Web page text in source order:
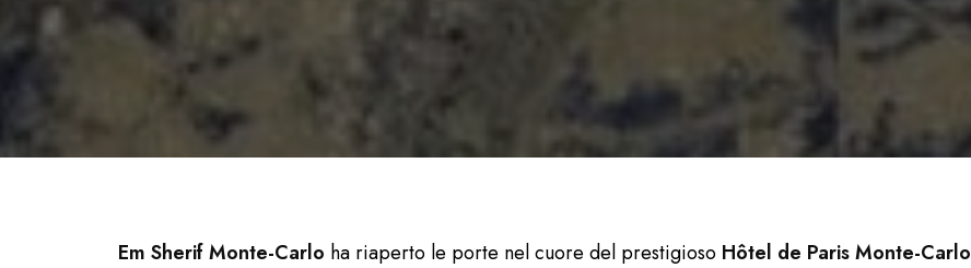
Em Sherif Monte-Carlo ha riaperto le porte nel cuore del prestigioso Hôtel de Paris Monte-Carlo